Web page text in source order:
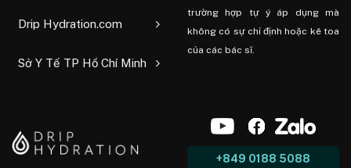
Drip Hydration.com
Sở Y Tế TP Hồ Chí Minh
trường hợp tự ý áp dụng mà
không có sự chỉ định hoặc kê toa
của các bác sĩ.
+849 0188 5088